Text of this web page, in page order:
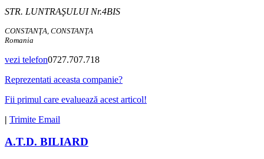
STR. LUNTRAŞULUI Nr.4BIS
CONSTANŢA, CONSTANŢA
Romania
vezi telefon0727.707.718
Reprezentati aceasta companie?
Fii primul care evaluează acest articol!
| Trimite Email
A.T.D. BILIARD